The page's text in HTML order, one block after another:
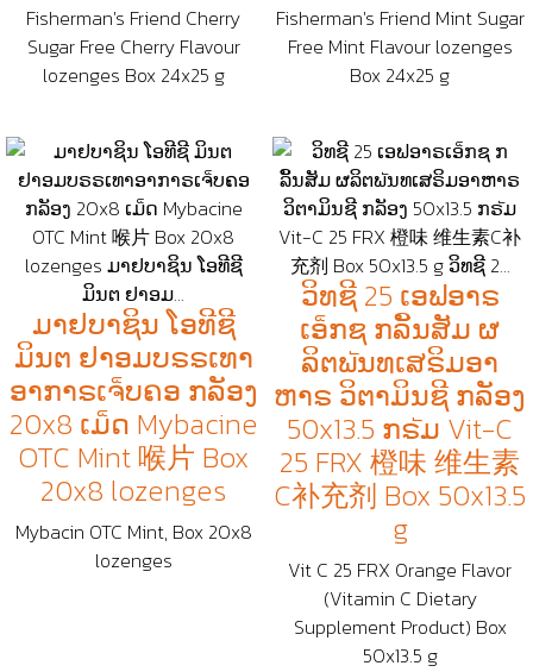
Fisherman's Friend Cherry
Sugar Free Cherry Flavour
lozenges Box 24x25 g
Fisherman's Friend Mint Sugar
Free Mint Flavour lozenges
Box 24x25 g
ມາຢບາຊິນ ໂອທີຊີ
ມິນຕ ຢາອມບຣຣເທາ
ອາກາຣເຈ็ບຄອ ກລັອງ
20x8 ເມ็ດ Mybacine
OTC Mint 喉片 Box
20x8 lozenges
Mybacin OTC Mint, Box 20x8
lozenges
ວິທຊີ 25 ເອຟອາຣ
ເອ็ກຊ ກລິັນສັມ ຜ
ລິຕພัນທເສຣິມອາ
ຫາຣ ວິຕາມິນຊີ ກລັອງ
50x13.5 ກຣัມ Vit-C
25 FRX 橙味 维生素
C补充剂 Box 50x13.5
g
Vit C 25 FRX Orange Flavor
(Vitamin C Dietary
Supplement Product) Box
50x13.5 g